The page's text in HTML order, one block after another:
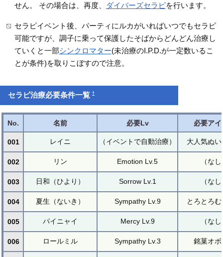
せん。 その場合は、再度、
ダイバーズセラピを行います。
セラピイベント後、パーティにルカがいればいつでもセラピ
可能ですが、調子に乗って保護したそばからどんどん治療し
ていくと一部シンクロマター(未治療のI.P.D.が一定数いるこ
とが条件)を取りこぼすので注意。
セラピ治療必要条件一覧†
No. 名前 必要Lv 必要ア
001 レイニ （イベントで自動治療） 大人気ぬ
002 リン Emotion Lv.5 （な
003 日和（ひより） Sorrow Lv.1 （な
004 夏生（ないき） Sympathy Lv.9 とろとろ
005 パイニャイ Mercy Lv.9 （な
006 ロールミル Sympathy Lv.3 銘菓オボ